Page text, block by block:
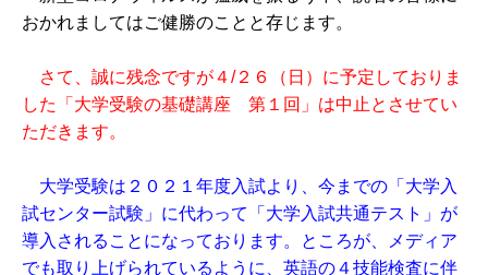
おかれましてはご健勝のことと存じます。
さて、誠に残念ですが４/２６（日）に予定しておりま
した「大学受験の基礎講座 第１回」は中止とさせてい
ただきます。
大学受験は２０２１年度入試より、今までの「大学入
試センター試験」に代わって「大学入試共通テスト」が
導入されることになっております。ところが、メディア
でも取り上げられているように、英語の４技能検査に伴